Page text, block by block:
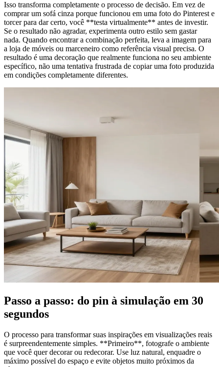
Isso transforma completamente o processo de decisão. Em vez de
comprar um sofá cinza porque funcionou em uma foto do Pinterest e
torcer para dar certo, você **testa virtualmente** antes de investir.
Se o resultado não agradar, experimenta outro estilo sem gastar
nada. Quando encontrar a combinação perfeita, leva a imagem para
a loja de móveis ou marceneiro como referência visual precisa. O
resultado é uma decoração que realmente funciona no seu ambiente
específico, não uma tentativa frustrada de copiar uma foto produzida
em condições completamente diferentes.
Passo a passo: do pin à simulação em 30
segundos
O processo para transformar suas inspirações em visualizações reais
é surpreendentemente simples. **Primeiro**, fotografe o ambiente
que você quer decorar ou redecorar. Use luz natural, enquadre o
máximo possível do espaço e evite objetos muito próximos da